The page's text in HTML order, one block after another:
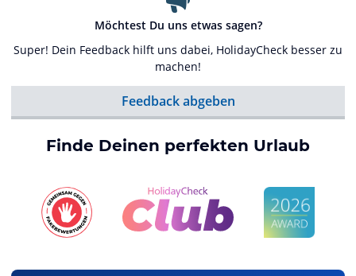
Möchtest Du uns etwas sagen?
Super! Dein Feedback hilft uns dabei, HolidayCheck besser zu
machen!
Feedback abgeben
Finde Deinen perfekten Urlaub